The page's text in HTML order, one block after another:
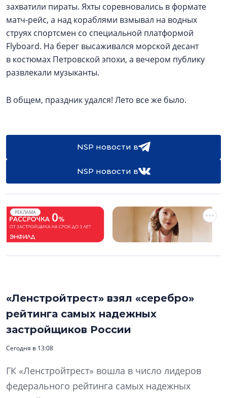
захватили пираты. Яхты соревновались в формате
матч-рейс, а над кораблями взмывал на водных
струях спортсмен со специальной платформой
Flyboard. На берег высаживался морской десант
в костюмах Петровской эпохи, а вечером публику
развлекали музыканты.
В общем, праздник удался! Лето все же было.
NSP новости в
NSP новости в
РЕКЛАМА
«Ленстройтрест» взял «серебро»
рейтинга самых надежных
застройщиков России
Сегодня в 13:08
ГК «Ленстройтрест» вошла в число лидеров
федерального рейтинга самых надежных